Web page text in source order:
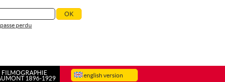
perdu
english version
FILMOGRAPHIE
1896-1929